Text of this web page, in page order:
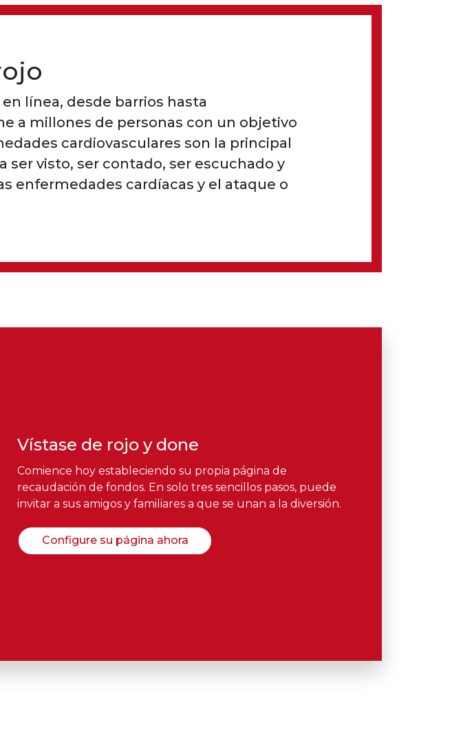
línea, desde barrios hasta
a millones de personas con un objetivo
cardiovasculares son la principal
ser visto, ser contado, ser escuchado y
enfermedades cardíacas y el ataque o
Vístase de rojo y done
Comience hoy estableciendo su propia página de
recaudación de fondos. En solo tres sencillos pasos, puede
invitar a sus amigos y familiares a que se unan a la diversión.
Configure su página ahora